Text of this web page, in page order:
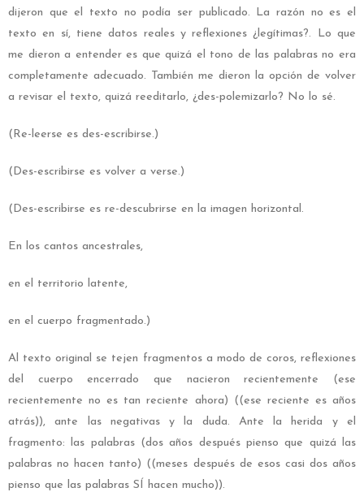
dijeron que el texto no podía ser publicado. La razón no es el
texto en sí, tiene datos reales y reflexiones ¿legítimas?. Lo que
me dieron a entender es que quizá el tono de las palabras no era
completamente adecuado. También me dieron la opción de volver
a revisar el texto, quizá reeditarlo, ¿des-polemizarlo? No lo sé.
(Re-leerse es des-escribirse.)
(Des-escribirse es volver a verse.)
(Des-escribirse es re-descubrirse en la imagen horizontal.
En los cantos ancestrales,
en el territorio latente,
en el cuerpo fragmentado.)
Al texto original se tejen fragmentos a modo de coros, reflexiones
del cuerpo encerrado que nacieron recientemente (ese
recientemente no es tan reciente ahora) ((ese reciente es años
atrás)), ante las negativas y la duda. Ante la herida y el
fragmento: las palabras (dos años después pienso que quizá las
palabras no hacen tanto) ((meses después de esos casi dos años
pienso que las palabras SÍ hacen mucho)).